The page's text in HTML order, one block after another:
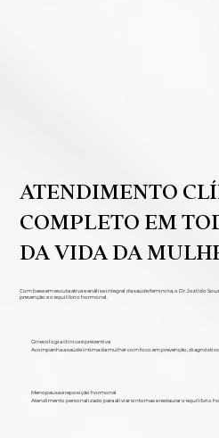
ATENDIMENTO
COMPLETO EM
DA VIDA DA
Com base em escuta ativa e análise integral da saúde feminina, o Dr. Jozildo
prevenção e o equilíbrio hormonal.
Ginecologia clínica e preventiva
Acompanha a saúde íntima da mulher com foco em prevenção,
Menopausa e reposição hormonal
Atendimento personalizado para aliviar sintomas e restaurar o equilíbrio